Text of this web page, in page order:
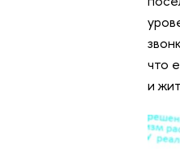
что
и